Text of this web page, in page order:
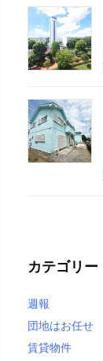
カテゴリー
週報
団地はお任せ
賃貸物件